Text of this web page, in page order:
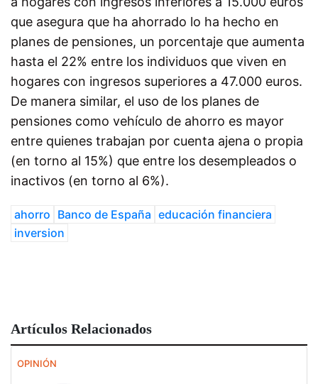
que asegura que ha ahorrado lo ha hecho en
planes de pensiones, un porcentaje que aumenta
hasta el 22% entre los individuos que viven en
hogares con ingresos superiores a 47.000 euros.
De manera similar, el uso de los planes de
pensiones como vehículo de ahorro es mayor
entre quienes trabajan por cuenta ajena o propia
(en torno al 15%) que entre los desempleados o
inactivos (en torno al 6%).
ahorro Banco de España educación financiera
inversion
Artículos Relacionados
OPINIÓN